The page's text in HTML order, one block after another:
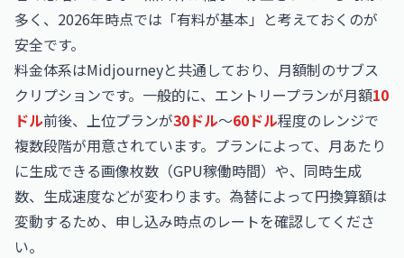
多く、2026年時点では「有料が基本」と考えておくのが
安全です。
料金体系はMidjourneyと共通しており、月額制のサブス
クリプションです。一般的に、エントリープランが月額10
ドル前後、上位プランが30ドル〜60ドル程度のレンジで
複数段階が用意されています。プランによって、月あたり
に生成できる画像枚数（GPU稼働時間）や、同時生成
数、生成速度などが変わります。為替によって円換算額は
変動するため、申し込み時点のレートを確認してくださ
い。